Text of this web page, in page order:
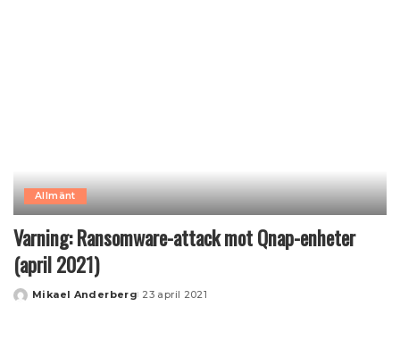
Allmänt
Varning: Ransomware-attack mot Qnap-enheter
(april 2021)
Posted
Mikael Anderberg 23 april 2021